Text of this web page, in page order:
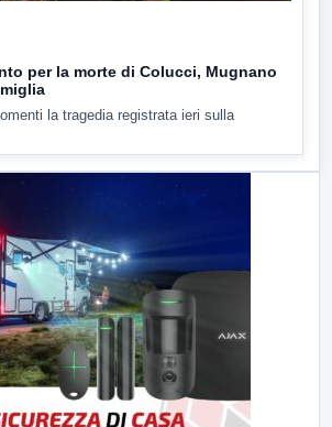
per la morte di Colucci, Mugnano
la tragedia registrata ieri sulla